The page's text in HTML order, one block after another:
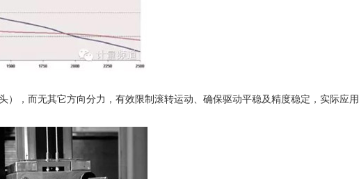
，而无其它方向分力，有效限制滚转运动、确保驱动平稳及精度稳定，实际应用